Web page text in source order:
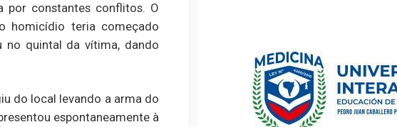
por constantes conflitos. O
homicídio teria começado
no quintal da vítima, dando
do local levando a arma do
espontaneamente à